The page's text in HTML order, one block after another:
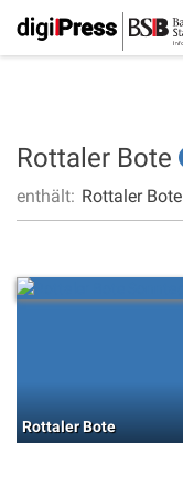
Rottaler Bote
enthält: Rottaler Bote
Rottaler Bote